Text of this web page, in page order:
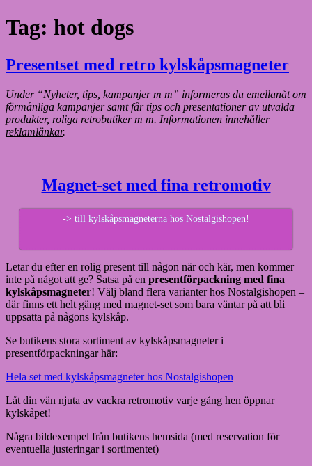
Tag: hot dogs
Presentset med retro kylskåpsmagneter
Under “Nyheter, tips, kampanjer m m” informeras du emellanåt om
förmånliga kampanjer samt får tips och presentationer av utvalda
produkter, roliga retrobutiker m m. Informationen innehåller
reklamlänkar.
Magnet-set med fina retromotiv
-> till kylskåpsmagneterna hos Nostalgishopen!
Letar du efter en rolig present till någon när och kär, men kommer
inte på något att ge? Satsa på en presentförpackning med fina
kylskåpsmagneter! Välj bland flera varianter hos Nostalgishopen –
där finns ett helt gäng med magnet-set som bara väntar på att bli
uppsatta på någons kylskåp.
Se butikens stora sortiment av kylskåpsmagneter i
presentförpackningar här:
Hela set med kylskåpsmagneter hos Nostalgishopen
Låt din vän njuta av vackra retromotiv varje gång hen öppnar
kylskåpet!
Några bildexempel från butikens hemsida (med reservation för
eventuella justeringar i sortimentet)